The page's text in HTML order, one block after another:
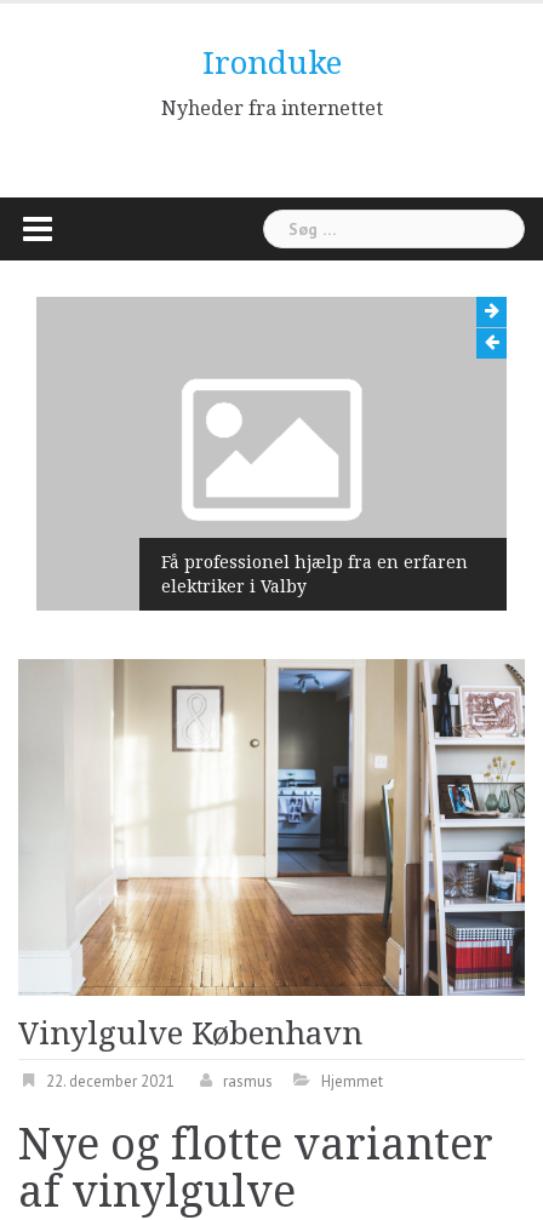
Ironduke
Nyheder fra internettet
Søg
efter:
Få professionel hjælp fra en erfaren
elektriker i Valby
Vinylgulve København
22. december 2021 rasmus Hjemmet
Nye og flotte varianter
af vinylgulve